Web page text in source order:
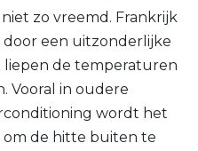
zo vreemd. Frankrijk
een uitzonderlijke
de temperaturen
Vooral in oudere
wordt het
om de hitte buiten te